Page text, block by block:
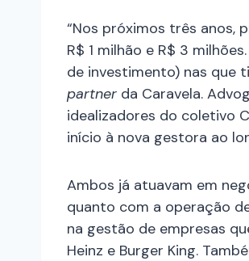
“Nos próximos três anos,
R$ 1 milhão e R$ 3
de investimento) nas que
partner da Caravela.
idealizadores do coletivo
início à nova gestora ao
Ambos já atuavam em
quanto com a operação
na gestão de empresas
Heinz e Burger King.